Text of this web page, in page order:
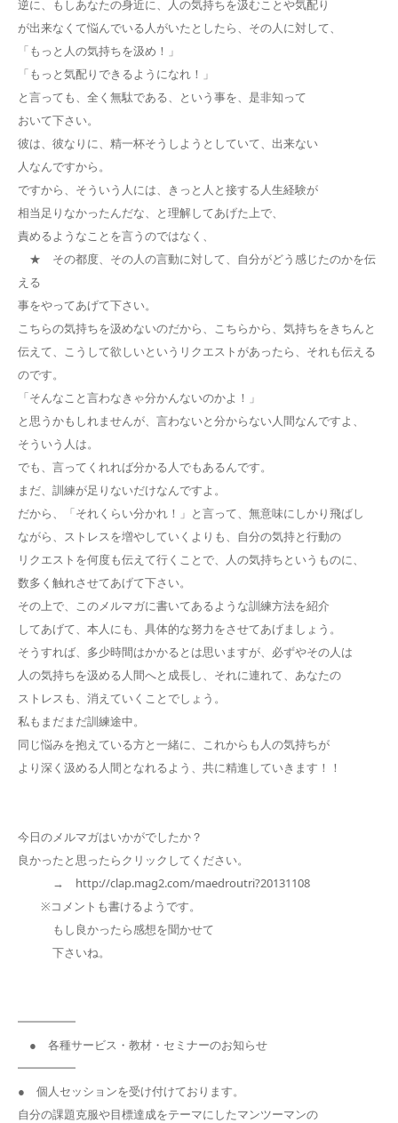
逆に、もしあなたの身近に、人の気持ちを汲むことや気配り
が出来なくて悩んでいる人がいたとしたら、その人に対して、
「もっと人の気持ちを汲め！」
「もっと気配りできるようになれ！」
と言っても、全く無駄である、という事を、是非知って
おいて下さい。
彼は、彼なりに、精一杯そうしようとしていて、出来ない
人なんですから。
ですから、そういう人には、きっと人と接する人生経験が
相当足りなかったんだな、と理解してあげた上で、
責めるようなことを言うのではなく、
★ その都度、その人の言動に対して、自分がどう感じたのかを伝
える
事をやってあげて下さい。
こちらの気持ちを汲めないのだから、こちらから、気持ちをきちんと
伝えて、こうして欲しいというリクエストがあったら、それも伝える
のです。
「そんなこと言わなきゃ分かんないのかよ！」
と思うかもしれませんが、言わないと分からない人間なんですよ、
そういう人は。
でも、言ってくれれば分かる人でもあるんです。
まだ、訓練が足りないだけなんですよ。
だから、「それくらい分かれ！」と言って、無意味にしかり飛ばし
ながら、ストレスを増やしていくよりも、自分の気持と行動の
リクエストを何度も伝えて行くことで、人の気持ちというものに、
数多く触れさせてあげて下さい。
その上で、このメルマガに書いてあるような訓練方法を紹介
してあげて、本人にも、具体的な努力をさせてあげましょう。
そうすれば、多少時間はかかるとは思いますが、必ずやその人は
人の気持ちを汲める人間へと成長し、それに連れて、あなたの
ストレスも、消えていくことでしょう。
私もまだまだ訓練途中。
同じ悩みを抱えている方と一緒に、これからも人の気持ちが
より深く汲める人間となれるよう、共に精進していきます！！
今日のメルマガはいかがでしたか？
良かったと思ったらクリックしてください。
→ http://clap.mag2.com/maedroutri?20131108
※コメントも書けるようです。
もし良かったら感想を聞かせて
下さいね。
━━━━━
● 各種サービス・教材・セミナーのお知らせ
━━━━━
● 個人セッションを受け付けております。
自分の課題克服や目標達成をテーマにしたマンツーマンの